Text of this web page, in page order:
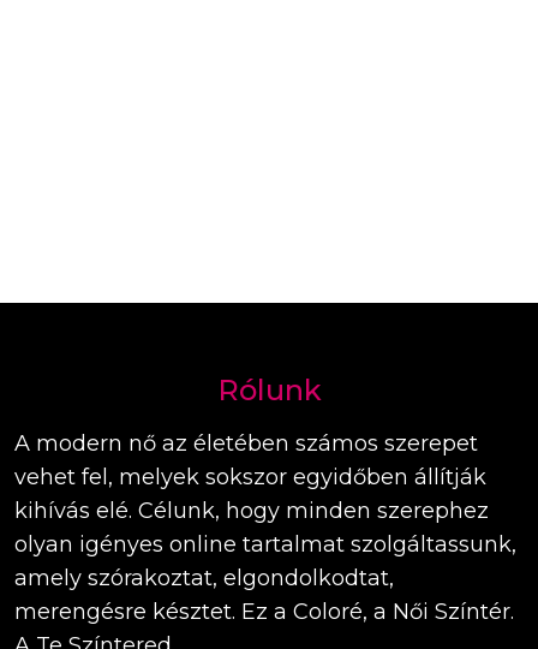
Rólunk
A modern nő az életében számos szerepet
vehet fel, melyek sokszor egyidőben állítják
kihívás elé. Célunk, hogy minden szerephez
olyan igényes online tartalmat szolgáltassunk,
amely szórakoztat, elgondolkodtat,
merengésre késztet. Ez a Coloré, a Női Színtér.